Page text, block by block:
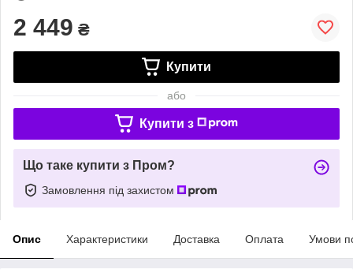
2 449 ₴
Купити
або
Купити з
Що таке купити з Пром?
Замовлення під захистом
Опис Характеристики Доставка Оплата Умови